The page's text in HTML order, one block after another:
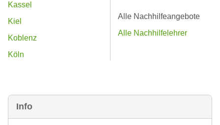
Info
Kassel
Kiel
Koblenz
Köln
Alle Nachhilfeangebote
Alle Nachhilfelehrer